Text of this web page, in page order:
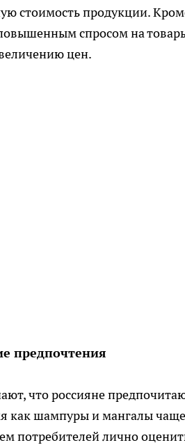
стоимость продукции.
спросом на
цен.
предпочтения
что россияне
как шампуры и мангалы
потребителей лично